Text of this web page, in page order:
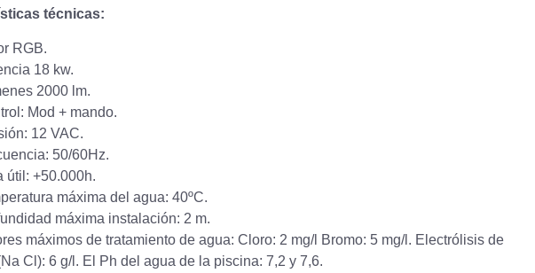
técnicas:
RGB.
18 kw.
2000 lm.
Mod + mando.
12 VAC.
50/60Hz.
útil: +50.000h.
máxima del agua: 40ºC.
máxima instalación: 2 m.
máximos de tratamiento de agua: Cloro: 2 mg/l Bromo: 5 mg/l. Electrólisis de
Cl): 6 g/l. El Ph del agua de la piscina: 7,2 y 7,6.